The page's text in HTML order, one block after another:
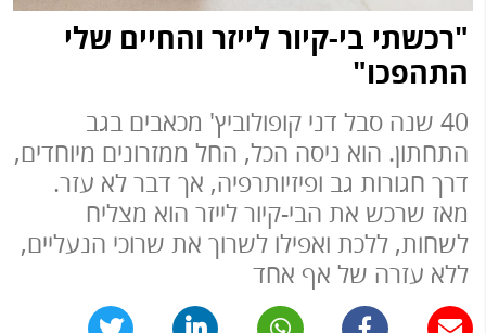
"רכשתי בי-קיור לייזר והחיים שלי
התהפכו"
40 שנה סבל דני קופולוביץ' מכאבים בגב
התחתון. הוא ניסה הכל, החל ממזרונים מיוחדים,
דרך חגורות גב ופיזיותרפיה, אך דבר לא עזר.
מאז שרכש את הבי-קיור לייזר הוא מצליח
לשחות, ללכת ואפילו לשרוך את שרוכי הנעליים,
ללא עזרה של אף אחד